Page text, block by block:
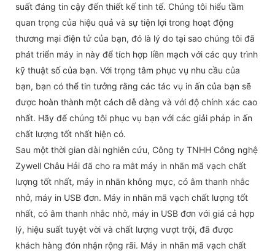
suất đáng tin cậy đến thiết kế tinh tế. Chúng tôi hiểu tầm
quan trọng của hiệu quả và sự tiện lợi trong hoạt động
thương mại điện tử của bạn, đó là lý do tại sao chúng tôi đã
phát triển máy in này để tích hợp liền mạch với các quy trình
kỹ thuật số của bạn. Với trọng tâm phục vụ nhu cầu của
bạn, bạn có thể tin tưởng rằng các tác vụ in ấn của bạn sẽ
được hoàn thành một cách dễ dàng và với độ chính xác cao
nhất. Hãy để chúng tôi phục vụ bạn với các giải pháp in ấn
chất lượng tốt nhất hiện có.
Sau một thời gian dài nghiên cứu, Công ty TNHH Công nghệ
Zywell Châu Hải đã cho ra mắt máy in nhãn mã vạch chất
lượng tốt nhất, máy in nhãn không mực, có âm thanh nhắc
nhở, máy in USB đơn. Máy in nhãn mã vạch chất lượng tốt
nhất, có âm thanh nhắc nhở, máy in USB đơn với giá cả hợp
lý, hiệu suất tuyệt vời và chất lượng vượt trội, đã được
khách hàng đón nhận rộng rãi. Máy in nhãn mã vạch chất